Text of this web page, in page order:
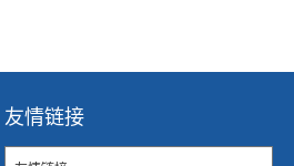
友情链接